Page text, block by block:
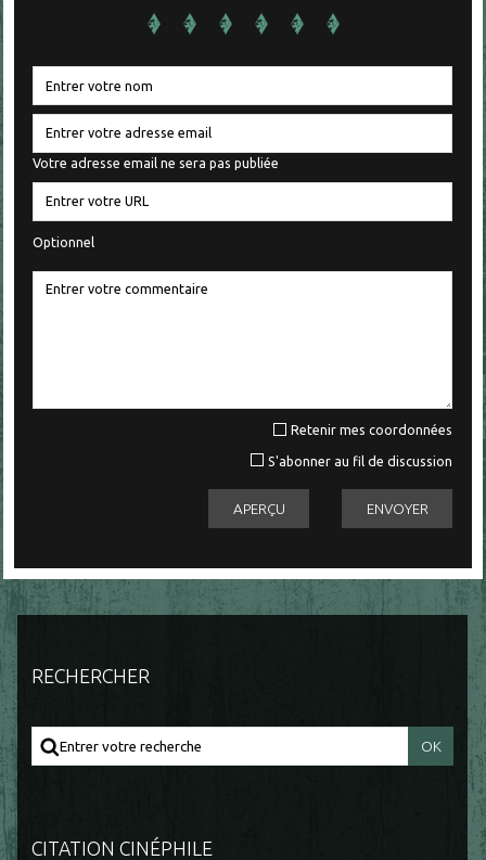
Votre adresse email ne sera pas publiée
Optionnel
Retenir mes coordonnées
S'abonner au fil de discussion
RECHERCHER
CITATION CINÉPHILE